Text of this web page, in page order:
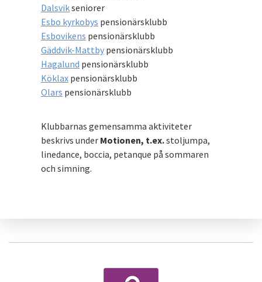
Dalsvikseniorer
Esbo kyrkobys pensionärsklubb
Esbovikens pensionärsklubb
Gäddvik-Mattby pensionärsklubb
Hagalund pensionärsklubb
Köklax pensionärsklubb
Olars pensionärsklubb
Klubbarnas gemensamma aktiviteter
beskrivs under Motionen, t.ex.stoljumpa,
linedance, boccia, petanque på sommaren
och simning.